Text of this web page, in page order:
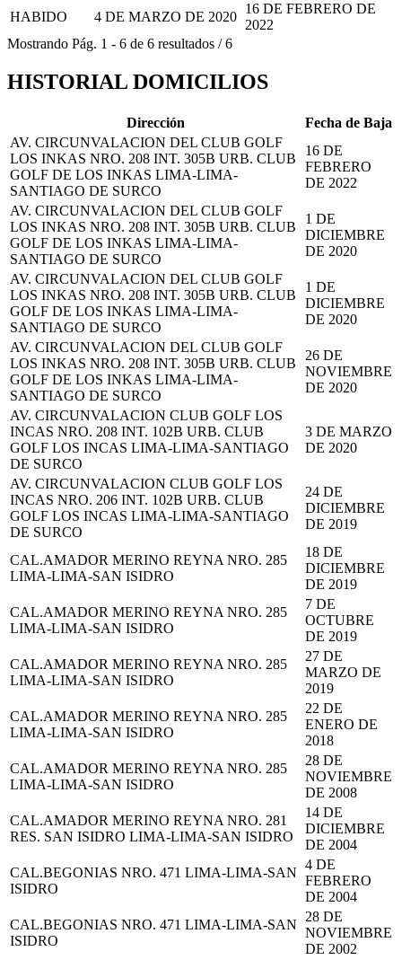
HABIDO 4 DE MARZO DE 2020
16 DE FEBRERO DE
2022
Mostrando Pág. 1 - 6 de 6 resultados /6
HISTORIAL DOMICILIOS
Dirección
Fecha de Baja
AV. CIRCUNVALACION DEL CLUB GOLF
LOS INKAS NRO. 208 INT. 305B URB. CLUB
GOLF DE LOS INKAS LIMA-LIMA-
SANTIAGO DE SURCO
16 DE
FEBRERO
DE 2022
AV. CIRCUNVALACION DEL CLUB GOLF
LOS INKAS NRO. 208 INT. 305B URB. CLUB
GOLF DE LOS INKAS LIMA-LIMA-
SANTIAGO DE SURCO
1 DE
DICIEMBRE
DE 2020
AV. CIRCUNVALACION DEL CLUB GOLF
LOS INKAS NRO. 208 INT. 305B URB. CLUB
GOLF DE LOS INKAS LIMA-LIMA-
SANTIAGO DE SURCO
1 DE
DICIEMBRE
DE 2020
AV. CIRCUNVALACION DEL CLUB GOLF
LOS INKAS NRO. 208 INT. 305B URB. CLUB
GOLF DE LOS INKAS LIMA-LIMA-
SANTIAGO DE SURCO
26 DE
NOVIEMBRE
DE 2020
AV. CIRCUNVALACION CLUB GOLF LOS
INCAS NRO. 208 INT. 102B URB. CLUB
GOLF LOS INCAS LIMA-LIMA-SANTIAGO
DE SURCO
3 DE MARZO
DE 2020
AV. CIRCUNVALACION CLUB GOLF LOS
INCAS NRO. 206 INT. 102B URB. CLUB
GOLF LOS INCAS LIMA-LIMA-SANTIAGO
DE SURCO
24 DE
DICIEMBRE
DE 2019
CAL.AMADOR MERINO REYNA NRO. 285
LIMA-LIMA-SAN ISIDRO
18 DE
DICIEMBRE
DE 2019
CAL.AMADOR MERINO REYNA NRO. 285
LIMA-LIMA-SAN ISIDRO
7 DE
OCTUBRE
DE 2019
CAL.AMADOR MERINO REYNA NRO. 285
LIMA-LIMA-SAN ISIDRO
27 DE
MARZO DE
2019
CAL.AMADOR MERINO REYNA NRO. 285
LIMA-LIMA-SAN ISIDRO
22 DE
ENERO DE
2018
CAL.AMADOR MERINO REYNA NRO. 285
LIMA-LIMA-SAN ISIDRO
28 DE
NOVIEMBRE
DE 2008
CAL.AMADOR MERINO REYNA NRO. 281
RES. SAN ISIDRO LIMA-LIMA-SAN ISIDRO
14 DE
DICIEMBRE
DE 2004
CAL.BEGONIAS NRO. 471 LIMA-LIMA-SAN
ISIDRO
4 DE
FEBRERO
DE 2004
CAL.BEGONIAS NRO. 471 LIMA-LIMA-SAN
ISIDRO
28 DE
NOVIEMBRE
DE 2002